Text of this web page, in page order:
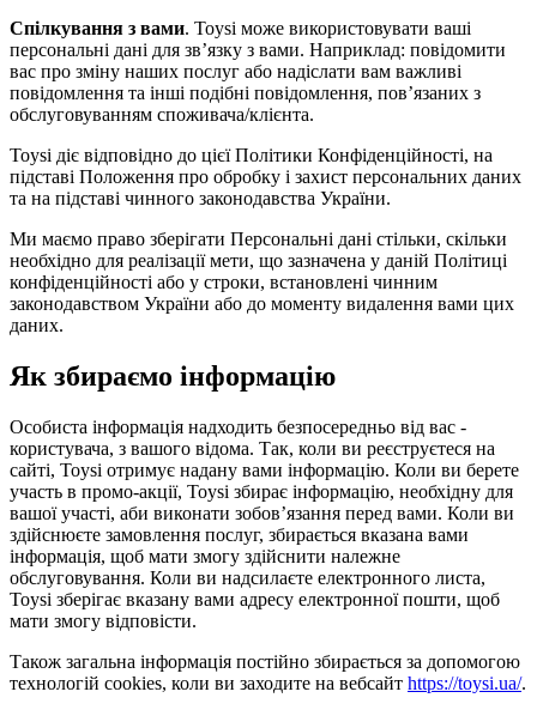
Спілкування з вами. Toysi може використовувати ваші
персональні дані для зв’язку з вами. Наприклад: повідомити
вас про зміну наших послуг або надіслати вам важливі
повідомлення та інші подібні повідомлення, пов’язаних з
обслуговуванням споживача/клієнта.
Toysi діє відповідно до цієї Політики Конфіденційності, на
підставі Положення про обробку і захист персональних даних
та на підставі чинного законодавства України.
Ми маємо право зберігати Персональні дані стільки, скільки
необхідно для реалізації мети, що зазначена у даній Політиці
конфіденційності або у строки, встановлені чинним
законодавством України або до моменту видалення вами цих
даних.
Як збираємо інформацію
Особиста інформація надходить безпосередньо від вас -
користувача, з вашого відома. Так, коли ви реєструєтеся на
сайті, Toysi отримує надану вами інформацію. Коли ви берете
участь в промо-акції, Toysi збирає інформацію, необхідну для
вашої участі, аби виконати зобов’язання перед вами. Коли ви
здійснюєте замовлення послуг, збирається вказана вами
інформація, щоб мати змогу здійснити належне
обслуговування. Коли ви надсилаєте електронного листа,
Toysi зберігає вказану вами адресу електронної пошти, щоб
мати змогу відповісти.
Також загальна інформація постійно збирається за допомогою
технологій cookies, коли ви заходите на вебсайт https://toysi.ua/.